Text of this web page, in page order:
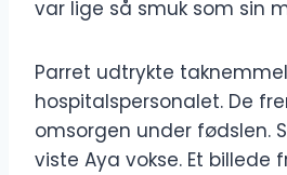
var lige så smuk som sin
Parret udtrykte
hospitalspersonalet. De
omsorgen under fødslen.
viste Aya vokse. Et billede